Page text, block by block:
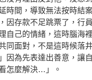
時間，導致無法按時結
因存款不足跳票了，行
自己的情緒，這時腦海
同面對，不是這時候落
因為先表達出善意，讓
怎麼解決…」。